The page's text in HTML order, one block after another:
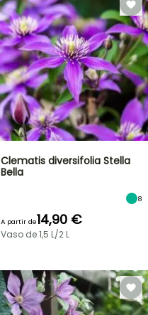
Clematis diversifolia Stella
Bella
8
A partir de14,90 €
Vaso de 1,5 L/2 L